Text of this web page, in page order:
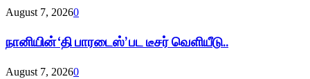
August 7, 20260
நானியின் ‘தி பாரடைஸ்’ பட டீசர் வெளியீடு..
August 7, 20260